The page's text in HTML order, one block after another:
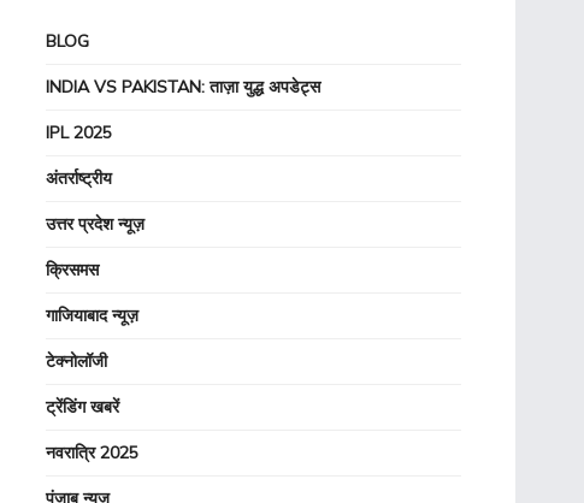
BLOG
INDIA VS PAKISTAN: ताज़ा युद्ध अपडेट्स
IPL 2025
अंतर्राष्ट्रीय
उत्तर प्रदेश न्यूज़
क्रिसमस
गाजियाबाद न्यूज़
टेक्नोलॉजी
ट्रेंडिंग खबरें
नवरात्रि 2025
पंजाब न्यूज़